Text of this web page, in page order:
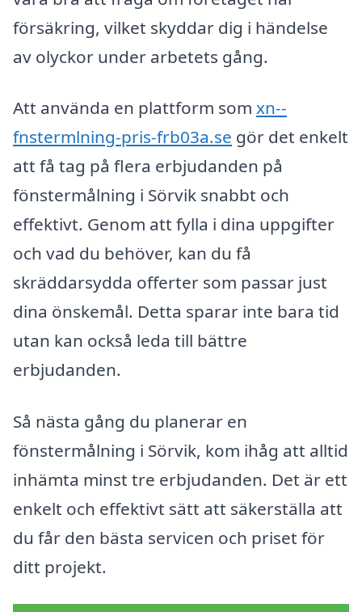
försäkring, vilket skyddar dig i händelse
av olyckor under arbetets gång.
Att använda en plattform som xn--
fnstermlning-pris-frb03a.se gör det enkelt
att få tag på flera erbjudanden på
fönstermålning i Sörvik snabbt och
effektivt. Genom att fylla i dina uppgifter
och vad du behöver, kan du få
skräddarsydda offerter som passar just
dina önskemål. Detta sparar inte bara tid
utan kan också leda till bättre
erbjudanden.
Så nästa gång du planerar en
fönstermålning i Sörvik, kom ihåg att alltid
inhämta minst tre erbjudanden. Det är ett
enkelt och effektivt sätt att säkerställa att
du får den bästa servicen och priset för
ditt projekt.